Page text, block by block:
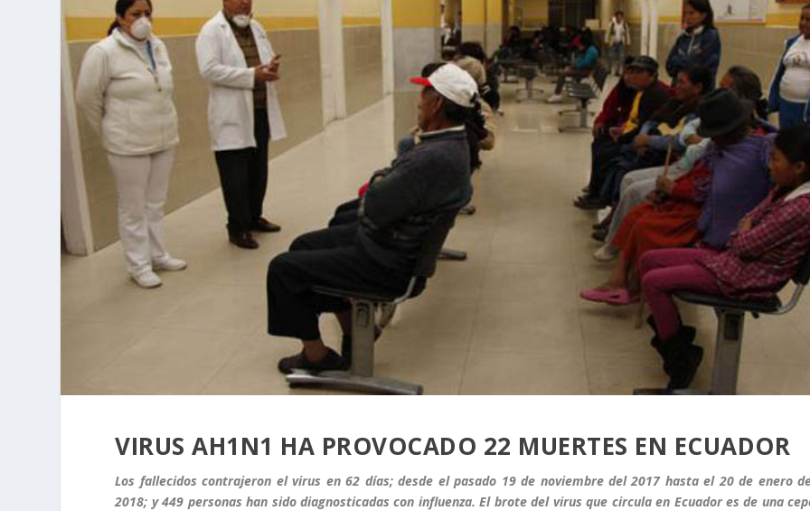
VIRUS AH1N1 HA PROVOCADO 22 MUERTES EN ECUADOR
Los fallecidos contrajeron el virus en 62 días; desde el pasado 19 de noviembre del 2017 hasta el 20 de enero
2018; y 449 personas han sido diagnosticadas con influenza. El brote del virus que circula en Ecuador es de una